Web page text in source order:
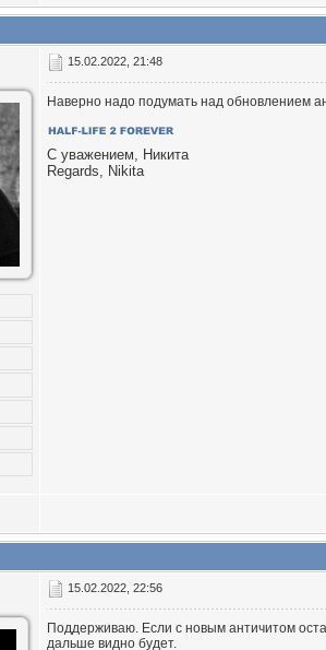
15.02.2022, 21:48
Наверно надо подумать над обновлением
С уважением, Никита
Regards, Nikita
15.02.2022, 22:56
Поддерживаю. Если с новым античитом
дальше видно будет.